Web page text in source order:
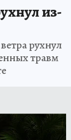
из-
рухнул
травм